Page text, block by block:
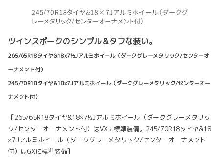
ツインスポークのシンプル＆タフな装い。
265/65R18タイヤ&18×7½Jアルミホイール（ダークグレーメタリック/センターオ
ーナメント付）
245/70R18タイヤ&18×7Jアルミホイール（ダークグレーメタリック/センターオー
ナメント付）
［265/65R18タイヤ&18×7½Jアルミホイール（ダークグレーメタリッ
ク/センターオーナメント付）はVXに標準装備。245/70R18タイヤ&18
×7Jアルミホイール（ダークグレーメタリック/センターオーナメント
付）はGXに標準装備］